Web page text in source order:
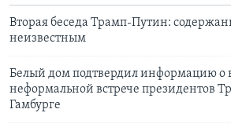
Вторая беседа Трамп-Путин:
неизвестным
Белый дом подтвердил информацию о
неформальной встрече президентов
Гамбурге